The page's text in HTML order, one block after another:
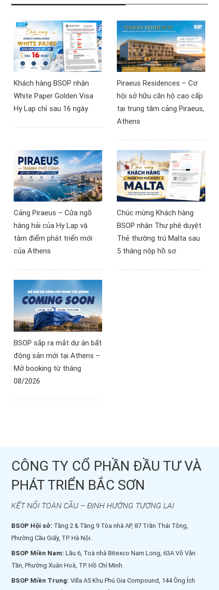
qua tâm trạng tương tự.
có thể tự tra cứu chính
xác tình trạng hồ sơ visa
của mình thông qua các
hệ thống chính thức.
nhà đầu tư Việt Nam
trình định cư EB-5, sự
thay đổi này không chỉ là
con số kinh tế mà còn
tác động trực tiếp đến
quyết định đầu tư
800,000 USD.
Khách hàng BSOP nhận
White Paper Golden Visa
Hy Lạp chỉ sau 16 ngày
Piraeus Residences – Cơ
hội sở hữu căn hộ cao cấp
tại trung tâm cảng Piraeus,
Athens
Cảng Piraeus – Cửa ngõ
hàng hải của Hy Lạp và
tâm điểm phát triển mới
của Athens
Chúc mừng Khách hàng
BSOP nhận Thư phê duyệt
Thẻ thường trú Malta sau
5 tháng nộp hồ sơ
BSOP sắp ra mắt dự án bất
động sản mới tại Athens –
Mở booking từ tháng
08/2026
CÔNG TY CỔ PHẦN ĐẦU TƯ VÀ
PHÁT TRIỂN BẮC SƠN
KẾT NỐI TOÀN CẦU – ĐỊNH HƯỚNG TƯƠNG LAI
BSOP Hội sở: Tầng 2 & Tầng 9 Tòa nhà AP, 87 Trần Thái Tông,
Phường Cầu Giấy, TP. Hà Nội.
BSOP Miền Nam: Lầu 6, Toà nhà Bitexco Nam Long, 63A Võ Văn
Tần, Phường Xuân Hoà, TP. Hồ Chí Minh.
BSOP Miền Trung: Villa A5 Khu Phú Gia Compound, 144 Ông Ích